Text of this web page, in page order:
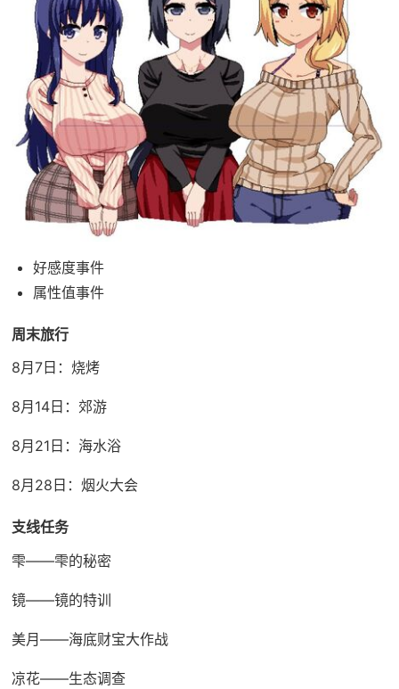
好感度事件
属性值事件
周末旅行
8月7日：烧烤
8月14日：郊游
8月21日：海水浴
8月28日：烟火大会
支线任务
雫——雫的秘密
镜——镜的特训
美月——海底财宝大作战
凉花——生态调查